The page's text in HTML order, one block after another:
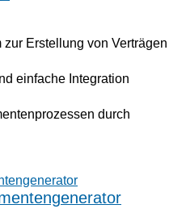
Erstellung von Verträgen
einfache Integration
durch